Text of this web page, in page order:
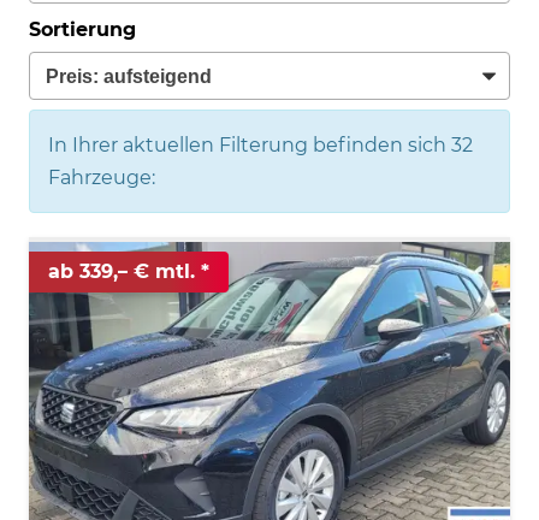
Sortierung
In Ihrer aktuellen Filterung befinden sich 32
Fahrzeuge:
ab 339,– € mtl.